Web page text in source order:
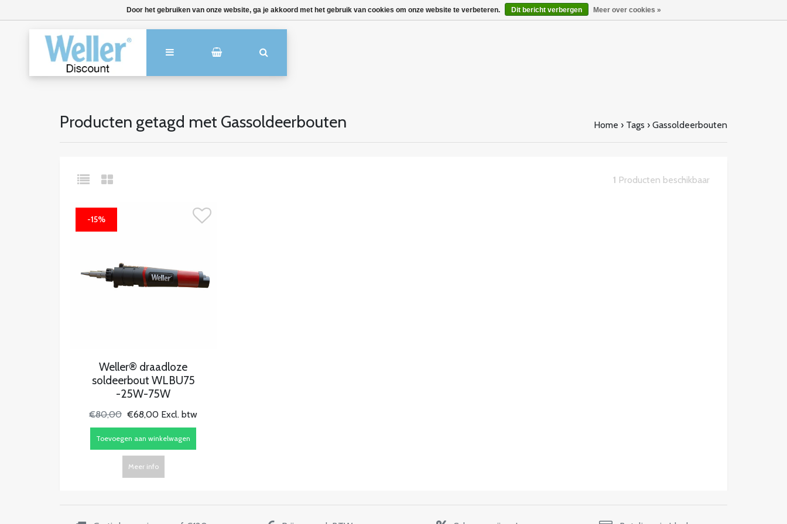
Producten getagd met Gassoldeerbouten Home › Tags › Gassoldeerbouten
1 Producten beschikbaar
-15%
Weller® draadloze
soldeerbout WLBU75
-25W-75W
€80,00 €68,00 Excl. btw
Toevoegen aan winkelwagen
Meer info
Door het gebruiken van onze website, ga je akkoord met het gebruik van cookies om onze website te verbeteren. Dit bericht verbergen Meer over cookies »